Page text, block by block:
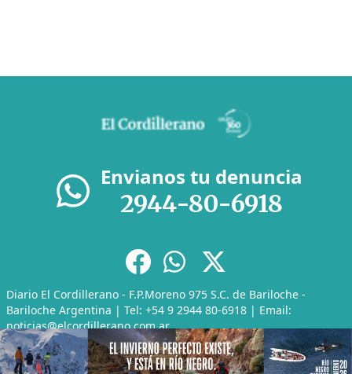
Envianos tu denuncia
2944-80-6918
Diario El Cordillerano - F.P.Moreno 975 S.C. de Bariloche -
Bariloche Argentina | Tel: +54 9 2944 80-6918 | Email:
noticias@elcordillerano.com.ar
RSS|Media Kit|Políticas de Privacidad|Archivo
CMS para mediosbyTroop